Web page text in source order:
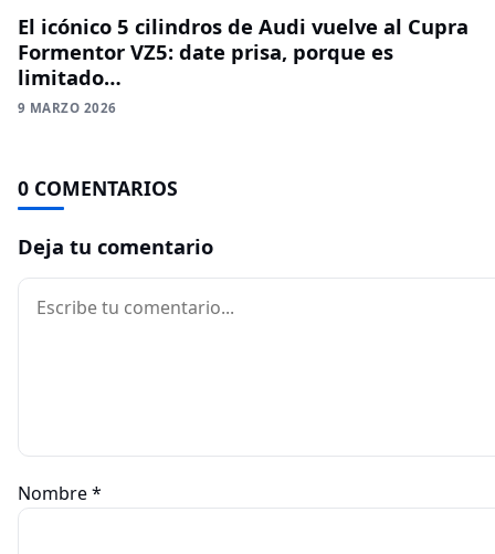
El icónico 5 cilindros de Audi vuelve al Cupra
Formentor VZ5: date prisa, porque es
limitado…
9 MARZO 2026
0 COMENTARIOS
Deja tu comentario
Comentario
Nombre*